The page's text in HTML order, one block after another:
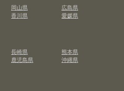
岡山県
広島県
香川県
愛媛県
長崎県
熊本県
鹿児島県 沖縄県